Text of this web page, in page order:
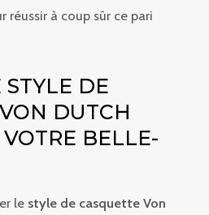
réussir à coup sûr ce pari
DE
DUTCH
BELLE-
le style de casquette Von